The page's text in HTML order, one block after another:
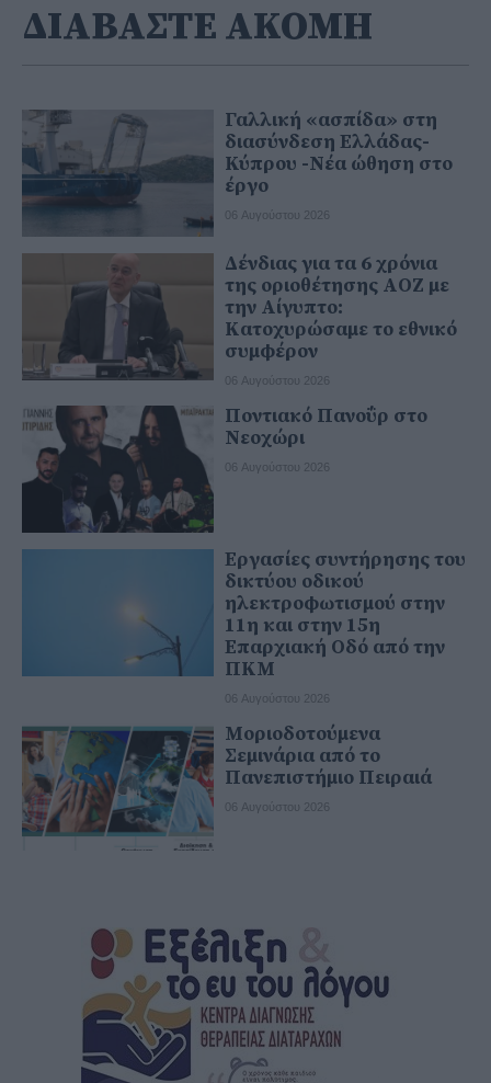
ΔΙΑΒΑΣΤΕ ΑΚΟΜΗ
Γαλλική «ασπίδα» στη
διασύνδεση Ελλάδας-
Κύπρου -Νέα ώθηση στο
έργο
06 Αυγούστου 2026
Δένδιας για τα 6 χρόνια
της οριοθέτησης ΑΟΖ με
την Αίγυπτο:
Κατοχυρώσαμε το εθνικό
συμφέρον
06 Αυγούστου 2026
Ποντιακό Πανοΰρ στο
Νεοχώρι
06 Αυγούστου 2026
Εργασίες συντήρησης του
δικτύου οδικού
ηλεκτροφωτισμού στην
11η και στην 15η
Επαρχιακή Οδό από την
ΠΚΜ
06 Αυγούστου 2026
Μοριοδοτούμενα
Σεμινάρια από το
Πανεπιστήμιο Πειραιά
06 Αυγούστου 2026